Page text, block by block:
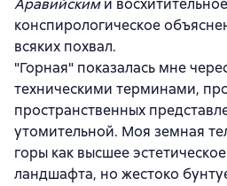
Аравийскими
конспирологическое
всяких похвал.
"Горная" показалась мне
техническими терминами,
пространственных
утомительной. Моя земная
горы как высшее
ландшафта, но жестоко